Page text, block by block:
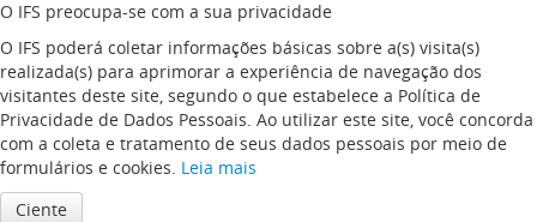
O IFS preocupa-se com a sua privacidade
O IFS poderá coletar informações básicas sobre a(s) visita(s)
realizada(s) para aprimorar a experiência de navegação dos
visitantes deste site, segundo o que estabelece a Política de
Privacidade de Dados Pessoais. Ao utilizar este site, você concorda
com a coleta e tratamento de seus dados pessoais por meio de
formulários e cookies. Leia mais
Ciente